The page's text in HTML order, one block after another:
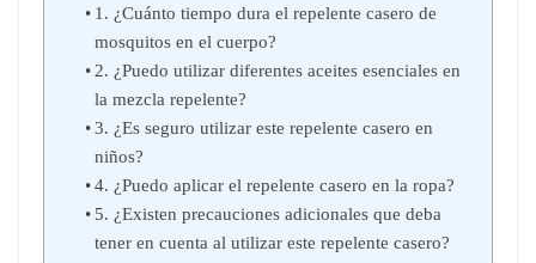
1. ¿Cuánto tiempo dura el repelente casero de
mosquitos en el cuerpo?
2. ¿Puedo utilizar diferentes aceites esenciales en
la mezcla repelente?
3. ¿Es seguro utilizar este repelente casero en
niños?
4. ¿Puedo aplicar el repelente casero en la ropa?
5. ¿Existen precauciones adicionales que deba
tener en cuenta al utilizar este repelente casero?